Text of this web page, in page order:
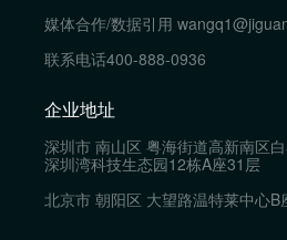
媒体合作/数据引用
联系电话400-888-0936
企业地址
深圳市 南山区 粤海街道高新南区
深圳湾科技生态园12栋A座31层
北京市 朝阳区 大望路温特莱中心B